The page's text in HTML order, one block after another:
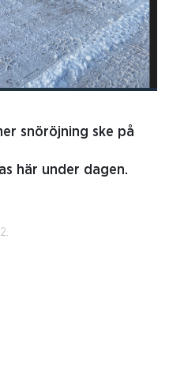
snöröjning ske på
här under dagen.